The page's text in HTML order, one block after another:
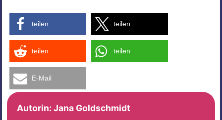
teilen teilen
teilen teilen
E-Mail
Autorin: Jana Goldschmidt